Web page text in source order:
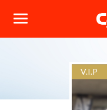
V.I.P